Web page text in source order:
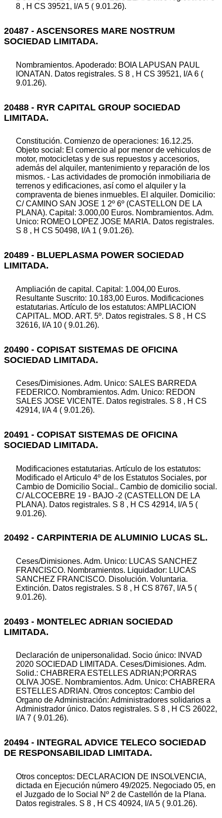
8 , H CS 39521, I/A 5 ( 9.01.26).
20487 - ASCENSORES MARE NOSTRUM
SOCIEDAD LIMITADA.
Nombramientos. Apoderado: BOIA LAPUSAN PAUL
IONATAN. Datos registrales. S 8 , H CS 39521, I/A 6 (
9.01.26).
20488 - RYR CAPITAL GROUP SOCIEDAD
LIMITADA.
Constitución. Comienzo de operaciones: 16.12.25.
Objeto social: El comercio al por menor de vehiculos de
motor, motocicletas y de sus repuestos y accesorios,
además del alquiler, mantenimiento y reparación de los
mismos. - Las actividades de promoción inmobiliaria de
terrenos y edificaciones, así como el alquiler y la
compraventa de bienes inmuebles. El alquiler. Domicilio:
C/ CAMINO SAN JOSE 1 2º 6º (CASTELLON DE LA
PLANA). Capital: 3.000,00 Euros. Nombramientos. Adm.
Unico: ROMEO LOPEZ JOSE MARIA. Datos registrales.
S 8 , H CS 50498, I/A 1 ( 9.01.26).
20489 - BLUEPLASMA POWER SOCIEDAD
LIMITADA.
Ampliación de capital. Capital: 1.004,00 Euros.
Resultante Suscrito: 10.183,00 Euros. Modificaciones
estatutarias. Artículo de los estatutos: AMPLIACION
CAPITAL. MOD. ART. 5º. Datos registrales. S 8 , H CS
32616, I/A 10 ( 9.01.26).
20490 - COPISAT SISTEMAS DE OFICINA
SOCIEDAD LIMITADA.
Ceses/Dimisiones. Adm. Unico: SALES BARREDA
FEDERICO. Nombramientos. Adm. Unico: REDON
SALES JOSE VICENTE. Datos registrales. S 8 , H CS
42914, I/A 4 ( 9.01.26).
20491 - COPISAT SISTEMAS DE OFICINA
SOCIEDAD LIMITADA.
Modificaciones estatutarias. Artículo de los estatutos:
Modificado el Articulo 4º de los Estatutos Sociales, por
Cambio de Domicilio Social.. Cambio de domicilio social.
C/ ALCOCEBRE 19 - BAJO -2 (CASTELLON DE LA
PLANA). Datos registrales. S 8 , H CS 42914, I/A 5 (
9.01.26).
20492 - CARPINTERIA DE ALUMINIO LUCAS SL.
Ceses/Dimisiones. Adm. Unico: LUCAS SANCHEZ
FRANCISCO. Nombramientos. Liquidador: LUCAS
SANCHEZ FRANCISCO. Disolución. Voluntaria.
Extinción. Datos registrales. S 8 , H CS 8767, I/A 5 (
9.01.26).
20493 - MONTELEC ADRIAN SOCIEDAD
LIMITADA.
Declaración de unipersonalidad. Socio único: INVAD
2020 SOCIEDAD LIMITADA. Ceses/Dimisiones. Adm.
Solid.: CHABRERA ESTELLES ADRIAN;PORRAS
OLIVA JOSE. Nombramientos. Adm. Unico: CHABRERA
ESTELLES ADRIAN. Otros conceptos: Cambio del
Organo de Administración: Administradores solidarios a
Administrador único. Datos registrales. S 8 , H CS 26022,
I/A 7 ( 9.01.26).
20494 - INTEGRAL ADVICE TELECO SOCIEDAD
DE RESPONSABILIDAD LIMITADA.
Otros conceptos: DECLARACION DE INSOLVENCIA,
dictada en Ejecución número 49/2025. Negociado 05, en
el Juzgado de lo Social Nº 2 de Castellón de la Plana.
Datos registrales. S 8 , H CS 40924, I/A 5 ( 9.01.26).